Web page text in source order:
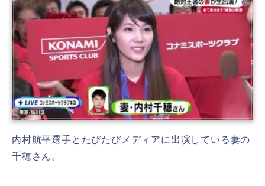
内村航平選手とたびたびメディアに出演している妻の
千穂さん。